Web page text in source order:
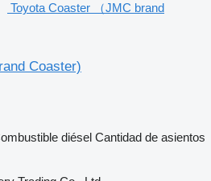
Toyota Coaster （JMC brand
Coaster)
diésel Cantidad de asientos